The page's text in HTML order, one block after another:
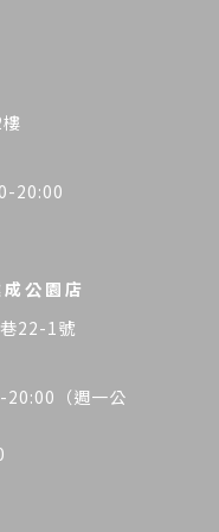
20:00
公園店
22-1號
（週一公